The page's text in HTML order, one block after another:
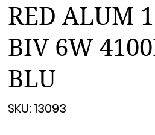
RED ALUM
BIV 6W
BLU
SKU:
13093
13093